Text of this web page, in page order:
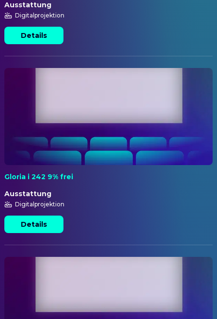
Ausstattung
Digitalprojektion
Details
Gloria i 242 9% frei
Ausstattung
Digitalprojektion
Details